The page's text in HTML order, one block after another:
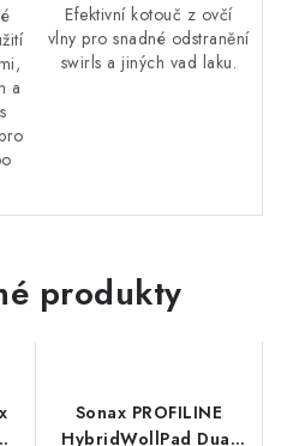
a
Efektivní kotouč z ovčí
vlny pro snadné odstranění
swirls a jiných vad laku.
produkty
Sonax PROFILINE
HybridWollPad Dual